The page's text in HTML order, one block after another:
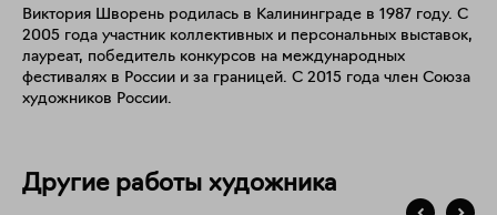
Виктория Шворень родилась в Калининграде в 1987 году. С
2005 года участник коллективных и персональных выставок,
лауреат, победитель конкурсов на международных
фестивалях в России и за границей. С 2015 года член Союза
художников России.
Другие работы художника